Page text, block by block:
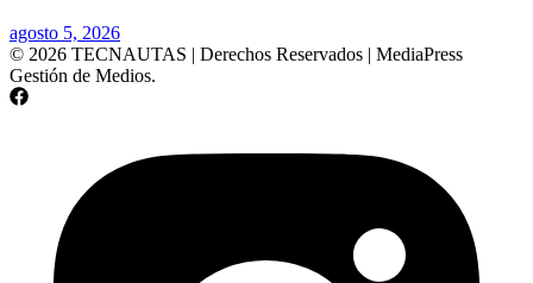
agosto 5, 2026
© 2026 TECNAUTAS | Derechos Reservados | MediaPress
Gestión de Medios.